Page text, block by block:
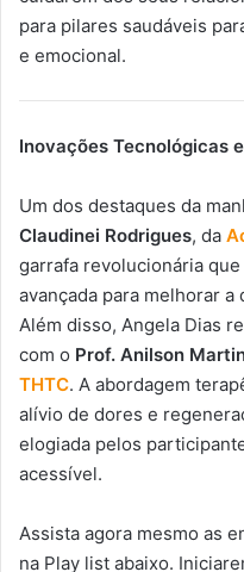
para pilares saudáveis
e emocional.
Inovações Tecnológicas
Um dos destaques da
Claudinei Rodrigues, da
garrafa revolucionária
avançada para melhorar a
Além disso, Angela Dias
com o Prof. Anilson
THTC. A abordagem
alívio de dores e
elogiada pelos
acessível.
Assista agora mesmo as
na Play list abaixo.